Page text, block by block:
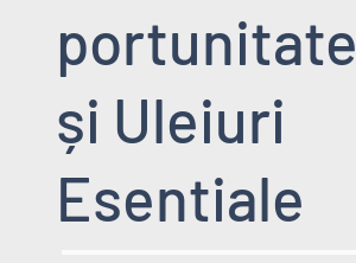
portunitate
și Uleiuri
Esentiale